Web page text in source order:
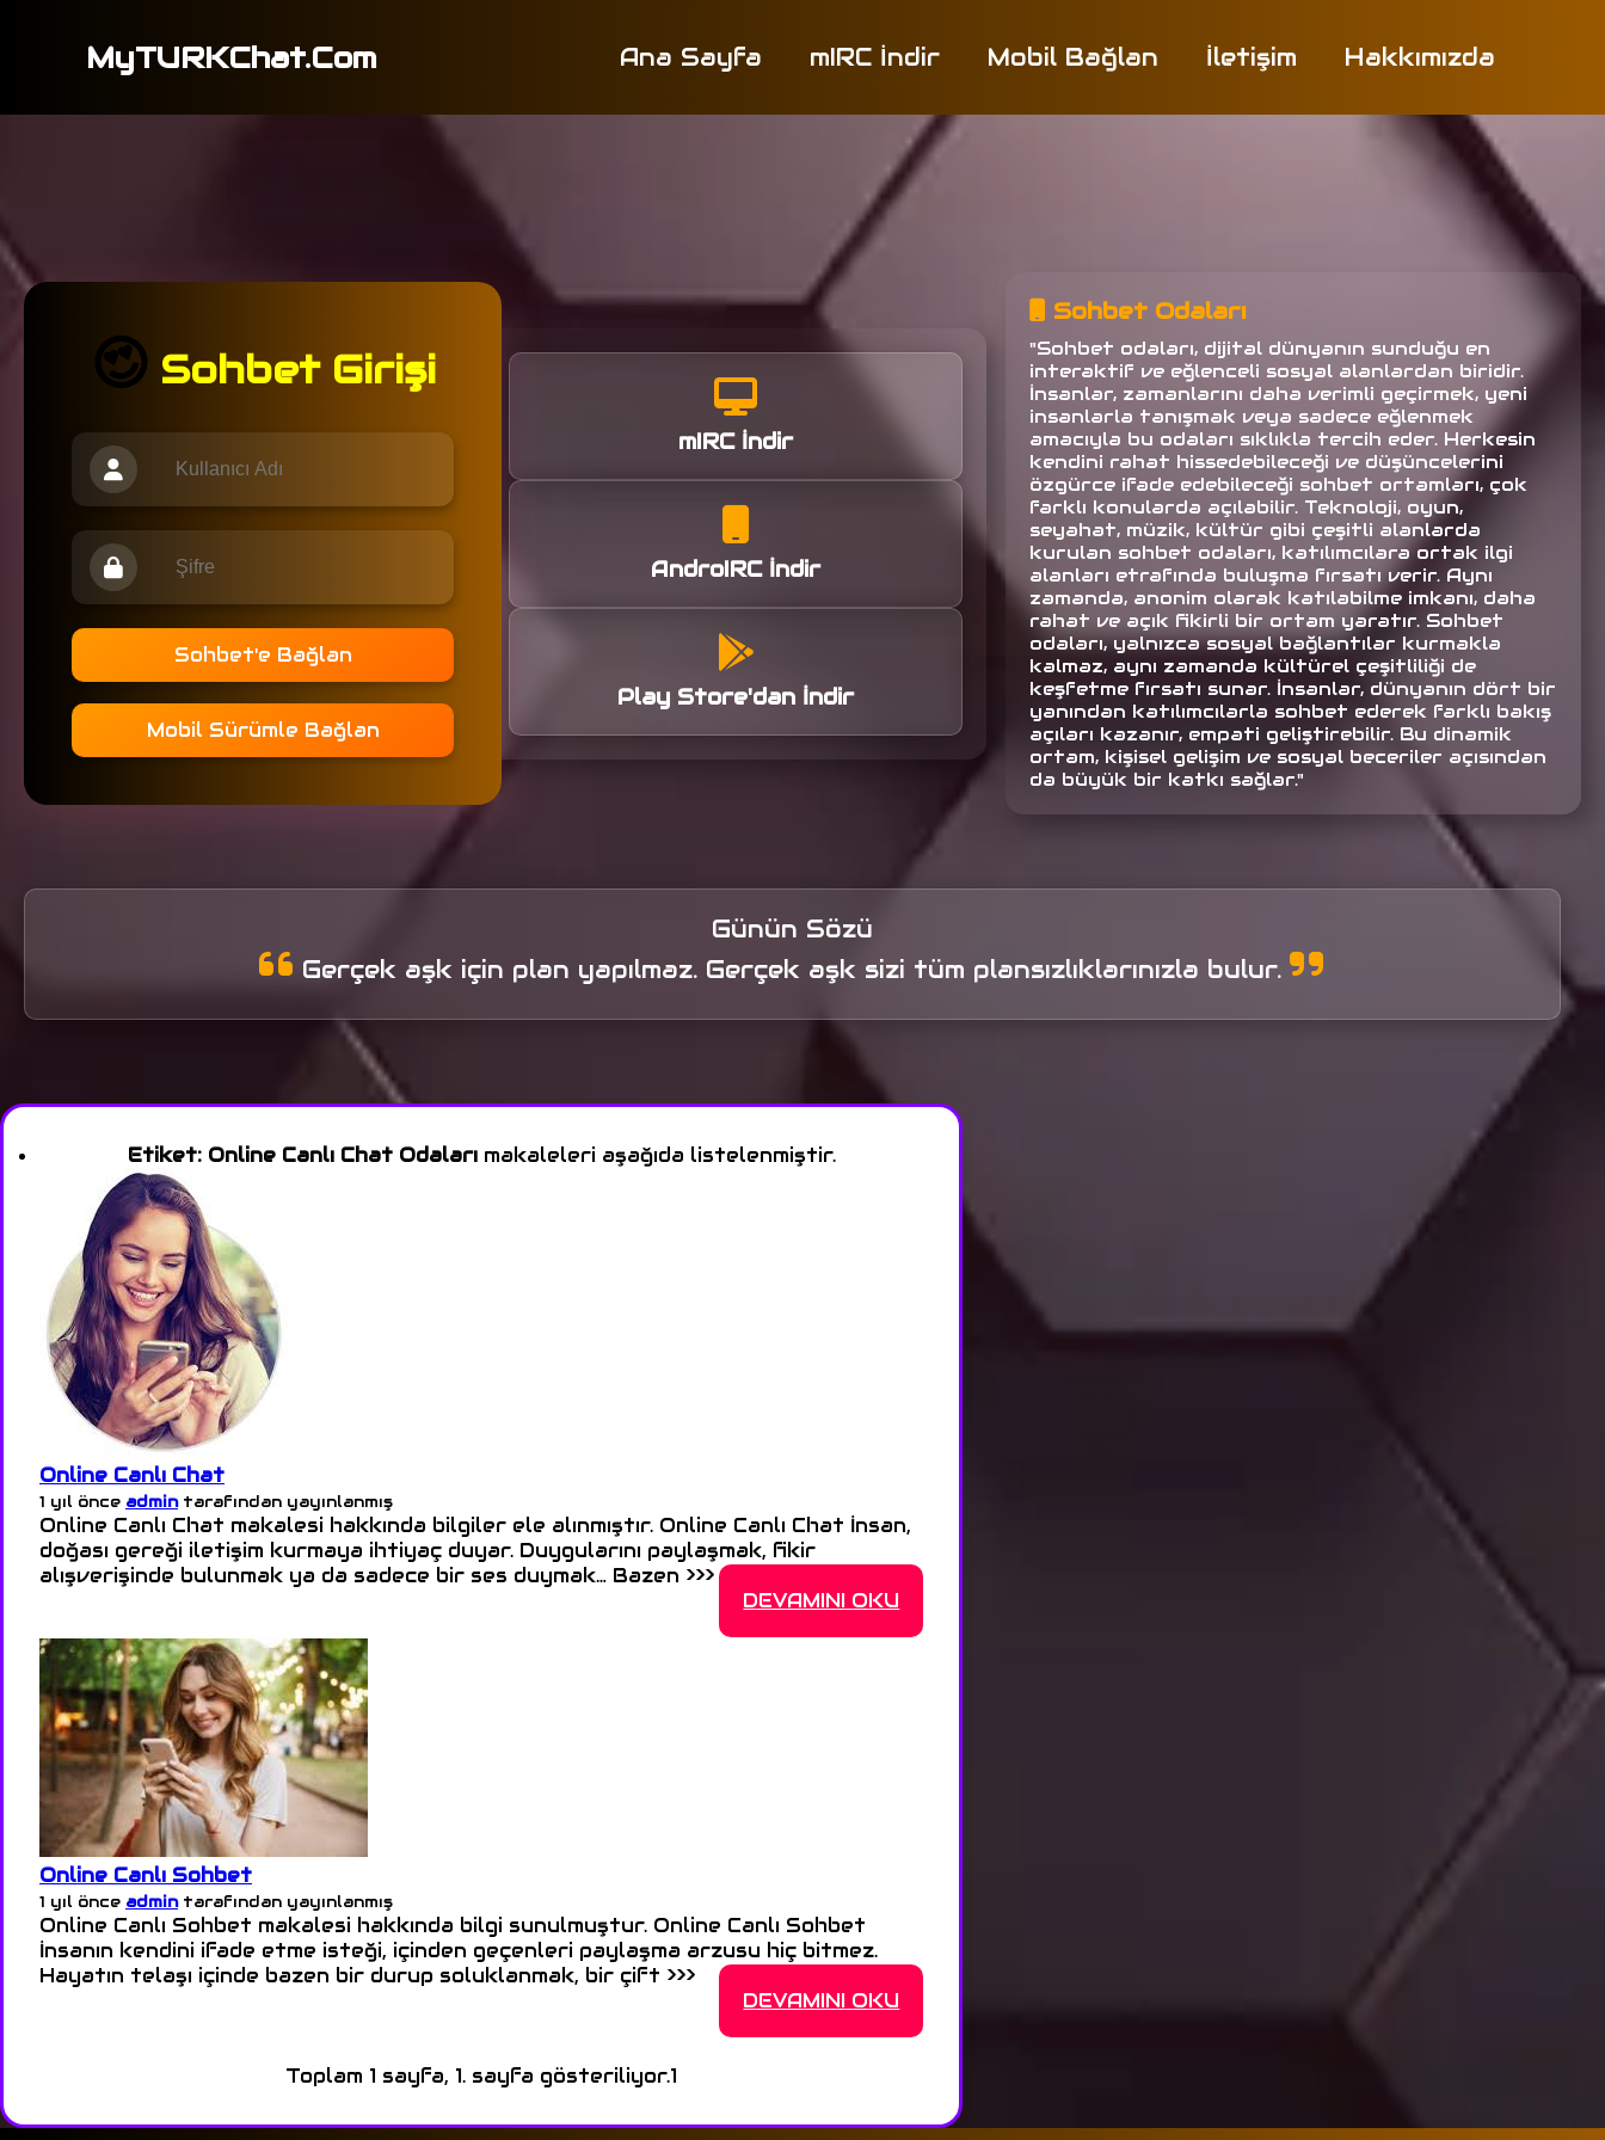
MyTURKChat.Com Ana Sayfa mIRC İndir Mobil Bağlan İletişim Hakkımızda
😍 Sohbet Girişi
Sohbet'e Bağlan
Mobil Sürümle Bağlan
mIRC İndir
AndroIRC İndir
Play Store'dan İndir
Sohbet Odaları
"Sohbet odaları, dijital dünyanın sunduğu en
interaktif ve eğlenceli sosyal alanlardan biridir.
İnsanlar, zamanlarını daha verimli geçirmek, yeni
insanlarla tanışmak veya sadece eğlenmek
amacıyla bu odaları sıklıkla tercih eder. Herkesin
kendini rahat hissedebileceği ve düşüncelerini
özgürce ifade edebileceği sohbet ortamları, çok
farklı konularda açılabilir. Teknoloji, oyun,
seyahat, müzik, kültür gibi çeşitli alanlarda
kurulan sohbet odaları, katılımcılara ortak ilgi
alanları etrafında buluşma fırsatı verir. Aynı
zamanda, anonim olarak katılabilme imkanı, daha
rahat ve açık fikirli bir ortam yaratır. Sohbet
odaları, yalnızca sosyal bağlantılar kurmakla
kalmaz, aynı zamanda kültürel çeşitliliği de
keşfetme fırsatı sunar. İnsanlar, dünyanın dört bir
yanından katılımcılarla sohbet ederek farklı bakış
açıları kazanır, empati geliştirebilir. Bu dinamik
ortam, kişisel gelişim ve sosyal beceriler açısından
da büyük bir katkı sağlar."
Günün Sözü
Gerçek aşk için plan yapılmaz. Gerçek aşk sizi tüm plansızlıklarınızla bulur.
Etiket: Online Canlı Chat Odalarımakaleleri aşağıda listelenmiştir.
Online Canlı Chat
1 yıl önce admintarafından yayınlanmış
Online Canlı Chat makalesi hakkında bilgiler ele alınmıştır. Online Canlı Chat İnsan,
doğası gereği iletişim kurmaya ihtiyaç duyar. Duygularını paylaşmak, fikir
alışverişinde bulunmak ya da sadece bir ses duymak… Bazen >>>
DEVAMINI OKU
Online Canlı Sohbet
1 yıl önce admintarafından yayınlanmış
Online Canlı Sohbet makalesi hakkında bilgi sunulmuştur. Online Canlı Sohbet
İnsanın kendini ifade etme isteği, içinden geçenleri paylaşma arzusu hiç bitmez.
Hayatın telaşı içinde bazen bir durup soluklanmak, bir çift >>>
DEVAMINI OKU
Toplam 1 sayfa, 1. sayfa gösteriliyor.1